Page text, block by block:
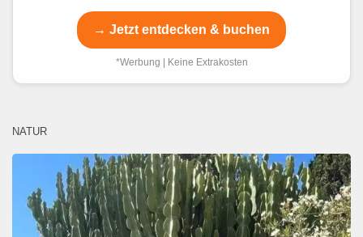
→ Jetzt entdecken & buchen
*Werbung | Keine Extrakosten
NATUR